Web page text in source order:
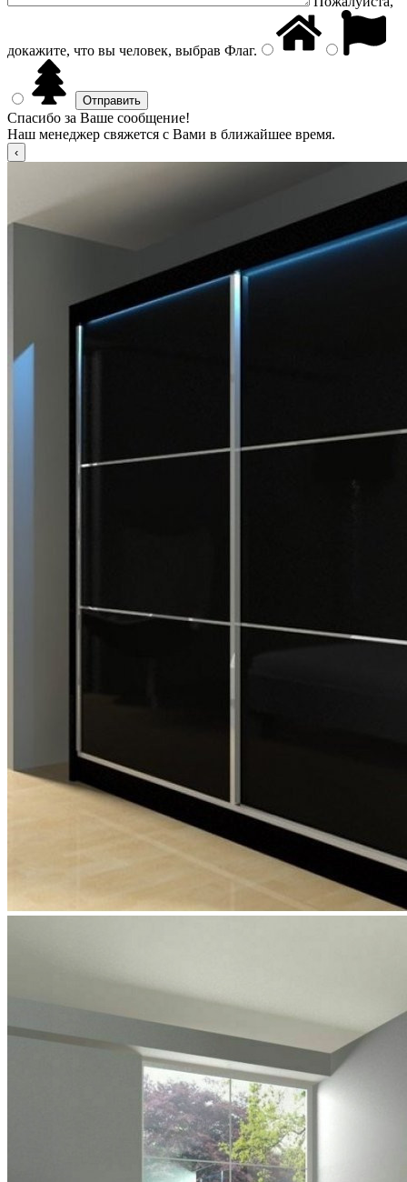
докажите, что вы человек, выбрав Флаг.
Спасибо за Ваше сообщение!
Наш менеджер свяжется с Вами в ближайшее время.